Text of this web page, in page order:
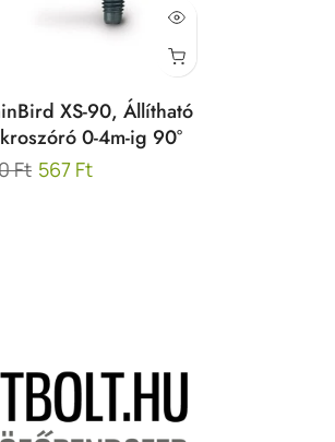
XS-90, Állítható
0-4m-ig 90°
Ft 567 Ft